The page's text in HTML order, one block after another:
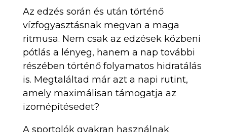
Az edzés során és után történő
vízfogyasztásnak megvan a maga
ritmusa. Nem csak az edzések közbeni
pótlás a lényeg, hanem a nap további
részében történő folyamatos hidratálás
is. Megtaláltad már azt a napi rutint,
amely maximálisan támogatja az
izomépítésedet?
A sportolók gyakran használnak